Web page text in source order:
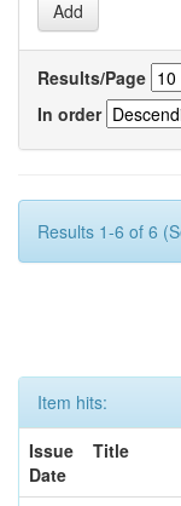
Results/Page
In order
Results 1-6 of 6
Item hits:
Issue
Date
Title